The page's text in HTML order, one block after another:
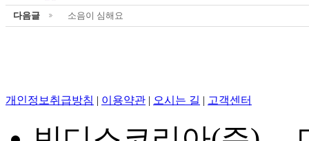
다음글 소음이 심해요
개인정보취급방침 | 이용약관 | 오시는 길 | 고객센터